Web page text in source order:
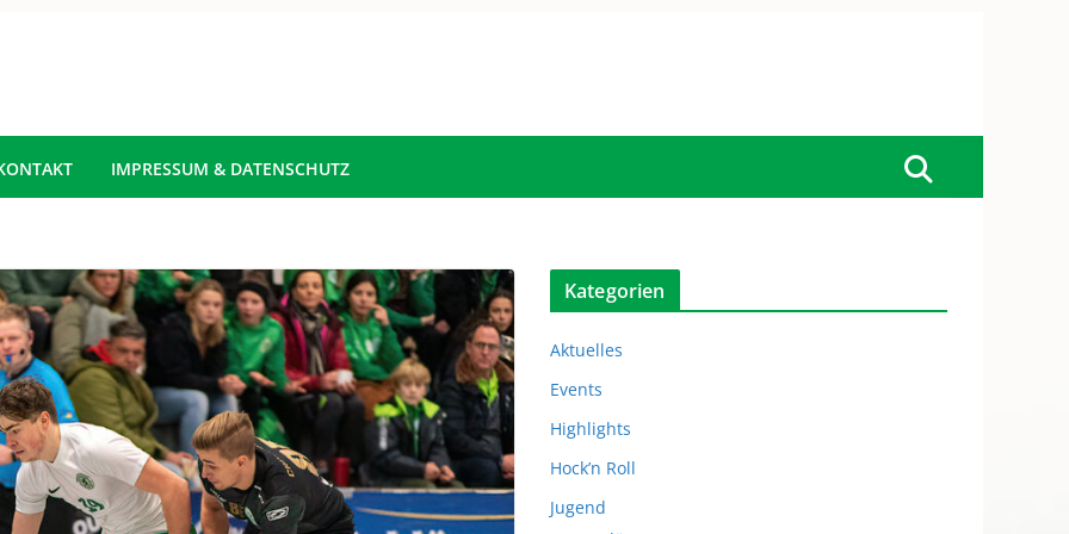
IMPRESSUM & DATENSCHUTZ
Kategorien
Aktuelles
Events
Highlights
Hock’n Roll
Jugend